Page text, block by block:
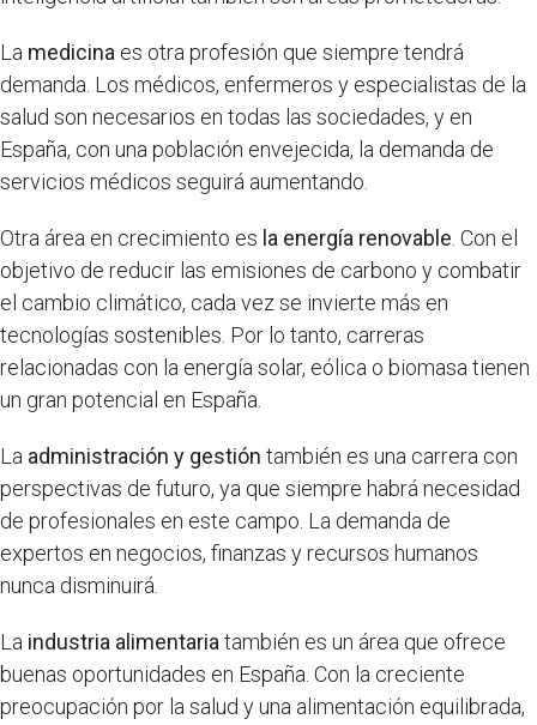
La medicina es otra profesión que siempre tendrá
demanda. Los médicos, enfermeros y especialistas de la
salud son necesarios en todas las sociedades, y en
España, con una población envejecida, la demanda de
servicios médicos seguirá aumentando.
Otra área en crecimiento es la energía renovable . Con el
objetivo de reducir las emisiones de carbono y combatir
el cambio climático, cada vez se invierte más en
tecnologías sostenibles. Por lo tanto, carreras
relacionadas con la energía solar, eólica o biomasa tienen
un gran potencial en España.
La administración y gestión también es una carrera con
perspectivas de futuro, ya que siempre habrá necesidad
de profesionales en este campo. La demanda de
expertos en negocios, finanzas y recursos humanos
nunca disminuirá.
La industria alimentaria también es un área que ofrece
buenas oportunidades en España. Con la creciente
preocupación por la salud y una alimentación equilibrada,